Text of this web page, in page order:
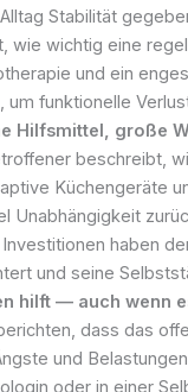
Stabilität
wie wichtig eine
und ein
um funktionelle
Hilfsmittel, große
beschreibt,
Küchengeräte
Unabhängigkeit
haben
und seine
hilft — auch wenn
dass das
und
oder in einer